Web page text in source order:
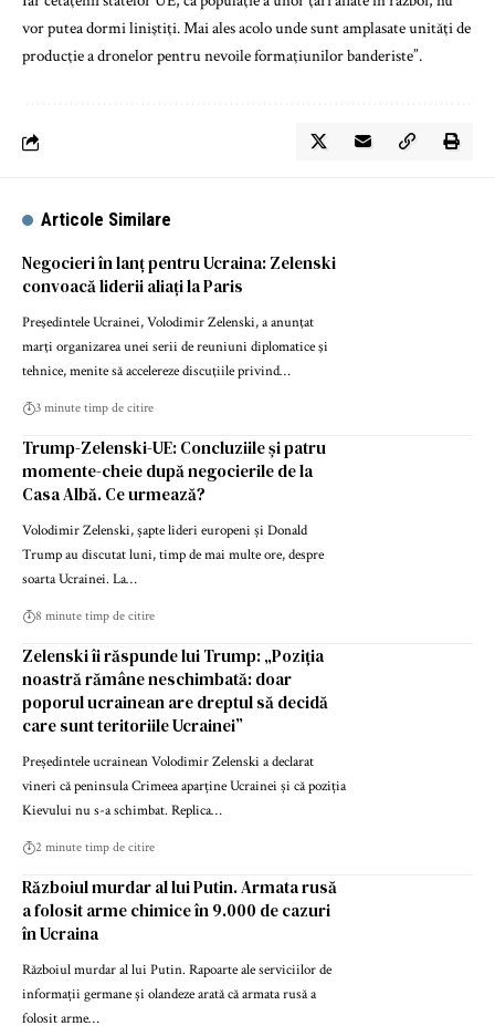
vor putea dormi liniştiţi. Mai ales acolo unde sunt amplasate unităţi de
producţie a dronelor pentru nevoile formaţiunilor banderiste”.
Articole Similare
Negocieri în lanț pentru Ucraina: Zelenski
convoacă liderii aliați la Paris
Preşedintele Ucrainei, Volodimir Zelenski, a anunţat
marţi organizarea unei serii de reuniuni diplomatice şi
tehnice, menite să accelereze discuţiile privind…
3 minute timp de citire
Trump-Zelenski-UE: Concluziile și patru
momente-cheie după negocierile de la
Casa Albă. Ce urmează?
Volodimir Zelenski, șapte lideri europeni și Donald
Trump au discutat luni, timp de mai multe ore, despre
soarta Ucrainei. La…
8 minute timp de citire
Zelenski îi răspunde lui Trump: „Poziția
noastră rămâne neschimbată: doar
poporul ucrainean are dreptul să decidă
care sunt teritoriile Ucrainei”
Președintele ucrainean Volodimir Zelenski a declarat
vineri că peninsula Crimeea aparține Ucrainei și că poziția
Kievului nu s-a schimbat. Replica…
2 minute timp de citire
Războiul murdar al lui Putin. Armata rusă
a folosit arme chimice în 9.000 de cazuri
în Ucraina
Războiul murdar al lui Putin. Rapoarte ale serviciilor de
informații germane și olandeze arată că armata rusă a
folosit arme…